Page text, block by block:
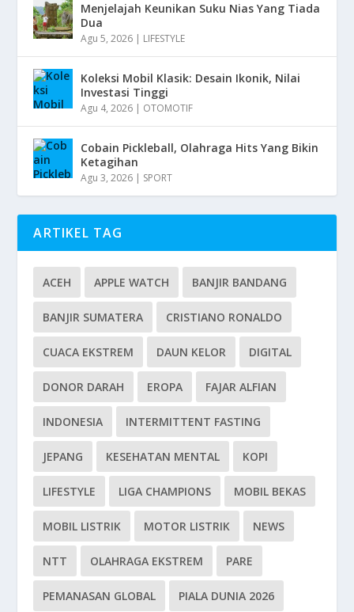
Menjelajah Keunikan Suku Nias Yang Tiada
Dua
Agu 5, 2026 | LIFESTYLE
Koleksi Mobil Klasik: Desain Ikonik, Nilai
Investasi Tinggi
Agu 4, 2026 | OTOMOTIF
Cobain Pickleball, Olahraga Hits Yang Bikin
Ketagihan
Agu 3, 2026 | SPORT
ARTIKEL TAG
ACEH APPLE WATCH BANJIR BANDANG
BANJIR SUMATERA CRISTIANO RONALDO
CUACA EKSTREM DAUN KELOR DIGITAL
DONOR DARAH EROPA FAJAR ALFIAN
INDONESIA INTERMITTENT FASTING
JEPANG KESEHATAN MENTAL KOPI
LIFESTYLE LIGA CHAMPIONS MOBIL BEKAS
MOBIL LISTRIK MOTOR LISTRIK NEWS
NTT OLAHRAGA EKSTREM PARE
PEMANASAN GLOBAL PIALA DUNIA 2026